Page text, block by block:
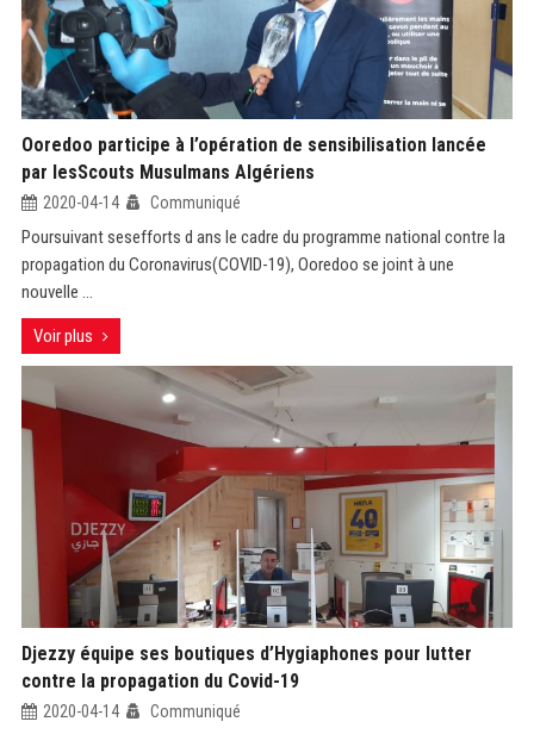
Ooredoo participe à l’opération de sensibilisation lancée
par lesScouts Musulmans Algériens
2020-04-14 Communiqué
Poursuivant sesefforts d ans le cadre du programme national contre la
propagation du Coronavirus(COVID-19), Ooredoo se joint à une
nouvelle ...
Voir plus
Djezzy équipe ses boutiques d’Hygiaphones pour lutter
contre la propagation du Covid-19
2020-04-14 Communiqué